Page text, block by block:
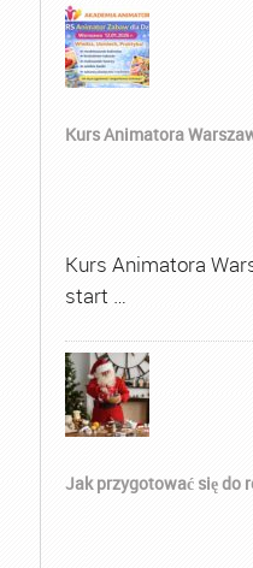
Kurs Animatora
Kurs Animatora
start …
Jak przygotować się do